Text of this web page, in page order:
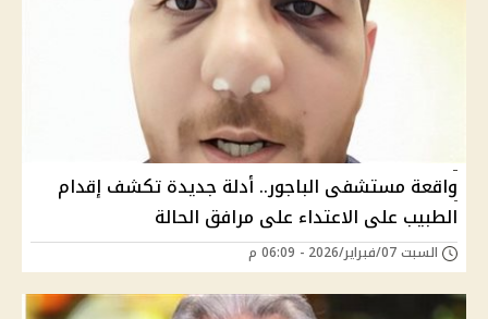
واقعة مستشفى الباجور.. أدلة جديدة تكشف إقدام
الطبيب على الاعتداء على مرافق الحالة
السبت 07/فبراير/2026 - 06:09 م